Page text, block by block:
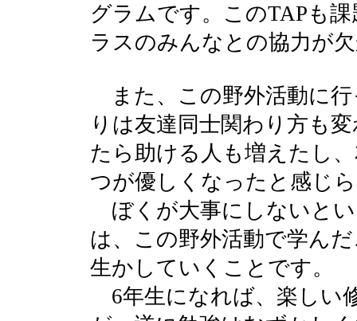
グラムです。このTAPも
ラスのみんなとの協力が
また、この野外活動に
りは友達同士関わり方も
たら助ける人も増えたし
つが優しくなったと感じ
ぼくが大事にしないと
は、この野外活動で学ん
生かしていくことです。
6年生になれば、楽しい